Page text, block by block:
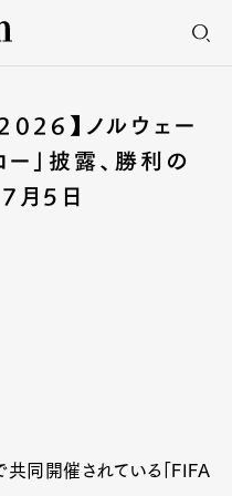
】ノルウェー
」披露、勝利の
月5日
共同開催されている「FIFA